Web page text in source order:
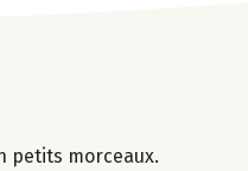
petits morceaux.